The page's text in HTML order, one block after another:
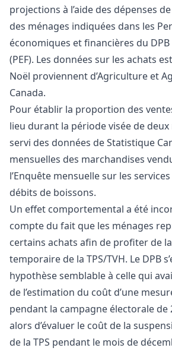
projections à l’aide des dépenses
des ménages indiquées dans les
économiques et financières du DPB
(PEF). Les données sur les achats
Noël proviennent d’Agriculture et
Canada.
Pour établir la proportion des
lieu durant la période visée de deux
servi des données de Statistique
mensuelles des marchandises
l’Enquête mensuelle sur les
débits de boissons.
Un effet comportemental a été
compte du fait que les ménages
certains achats afin de profiter de
temporaire de la TPS/TVH. Le DPB
hypothèse semblable à celle qui
de l’estimation du coût d’une
pendant la campagne électorale de
alors d’évaluer le coût de la
de la TPS pendant le mois de